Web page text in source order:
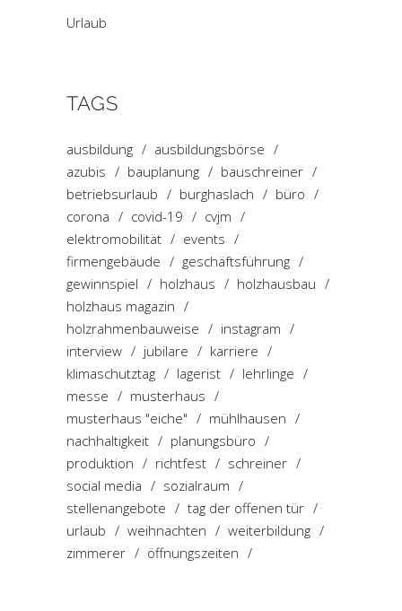
Urlaub
TAGS
ausbildung
ausbildungsbörse
azubis
bauplanung
bauschreiner
betriebsurlaub
burghaslach
büro
corona
covid-19
cvjm
elektromobilität
events
firmengebäude
geschäftsführung
gewinnspiel
holzhaus
holzhausbau
holzhaus magazin
holzrahmenbauweise
instagram
interview
jubilare
karriere
klimaschutztag
lagerist
lehrlinge
messe
musterhaus
musterhaus "eiche"
mühlhausen
nachhaltigkeit
planungsbüro
produktion
richtfest
schreiner
social media
sozialraum
stellenangebote
tag der offenen tür
urlaub
weihnachten
weiterbildung
zimmerer
öffnungszeiten